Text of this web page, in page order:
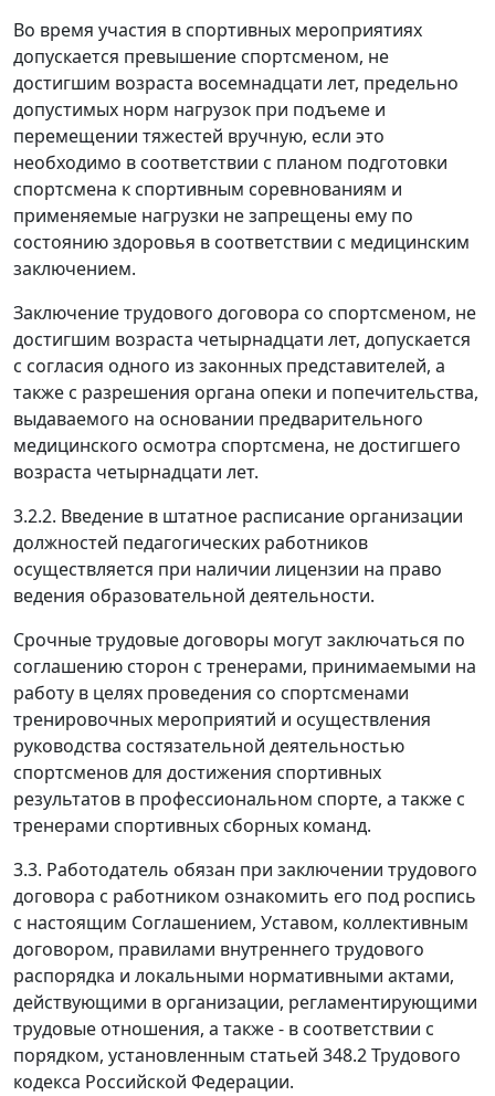
Во время участия в спортивных мероприятиях
допускается превышение спортсменом, не
достигшим возраста восемнадцати лет, предельно
допустимых норм нагрузок при подъеме и
перемещении тяжестей вручную, если это
необходимо в соответствии с планом подготовки
спортсмена к спортивным соревнованиям и
применяемые нагрузки не запрещены ему по
состоянию здоровья в соответствии с медицинским
заключением.
Заключение трудового договора со спортсменом, не
достигшим возраста четырнадцати лет, допускается
с согласия одного из законных представителей, а
также с разрешения органа опеки и попечительства,
выдаваемого на основании предварительного
медицинского осмотра спортсмена, не достигшего
возраста четырнадцати лет.
3.2.2. Введение в штатное расписание организации
должностей педагогических работников
осуществляется при наличии лицензии на право
ведения образовательной деятельности.
Срочные трудовые договоры могут заключаться по
соглашению сторон с тренерами, принимаемыми на
работу в целях проведения со спортсменами
тренировочных мероприятий и осуществления
руководства состязательной деятельностью
спортсменов для достижения спортивных
результатов в профессиональном спорте, а также с
тренерами спортивных сборных команд.
3.3. Работодатель обязан при заключении трудового
договора с работником ознакомить его под роспись
с настоящим Соглашением, Уставом, коллективным
договором, правилами внутреннего трудового
распорядка и локальными нормативными актами,
действующими в организации, регламентирующими
трудовые отношения, а также - в соответствии с
порядком, установленным статьей 348.2 Трудового
кодекса Российской Федерации.